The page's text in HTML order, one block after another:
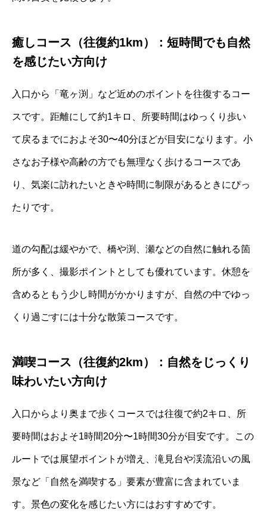
癒しコース（往復約1km）：短時間でも自然
を感じたい方向け
入口から「竜ヶ渕」など近めのポイントを往復するコー
スです。距離にして約1キロ、所要時間はゆっくり歩い
て戻るまでにおよそ30〜40分ほどが目安になります。小
さなお子様や高齢の方でも無理なく歩けるコースであ
り、気楽に訪れたいときや時間に制限があるときにぴっ
たりです。
道の勾配は緩やかで、橋や渕、瀬などの自然に触れる箇
所が多く、撮影ポイントとしても優れています。休憩を
含めるともう少し時間がかかりますが、自然の中でゆっ
くり過ごすには十分な散策コースです。
満喫コース（往復約2km）：自然をじっくり
味わいたい方向け
入口からより奥まで歩くコースでは往復で約2キロ、所
要時間はおよそ1時間20分〜1時間30分が目安です。この
ルートでは展望ポイントが増え、滝見台や渓流沿いの風
景など「自然を満喫する」要素が豊富に含まれていま
す。景色の変化を感じたい方にはおすすめです。